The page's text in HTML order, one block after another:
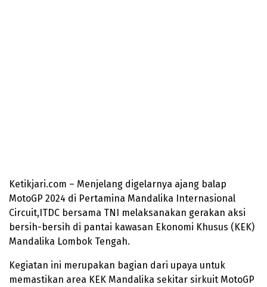
Ketikjari.com – Menjelang digelarnya ajang balap
MotoGP 2024 di Pertamina Mandalika Internasional
Circuit,ITDC bersama TNI melaksanakan gerakan aksi
bersih-bersih di pantai kawasan Ekonomi Khusus (KEK)
Mandalika Lombok Tengah.
Kegiatan ini merupakan bagian dari upaya untuk
memastikan area KEK Mandalika sekitar sirkuit MotoGP